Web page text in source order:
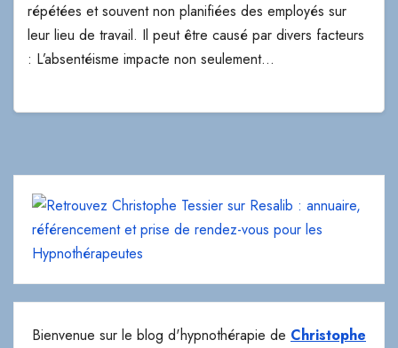
répétées et souvent non planifiées des employés sur
leur lieu de travail. Il peut être causé par divers facteurs
: L’absentéisme impacte non seulement…
Bienvenue sur le blog d'hypnothérapie de Christophe